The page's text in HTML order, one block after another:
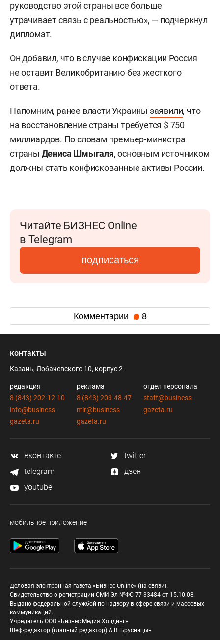
руководство этой страны все больше
утрачивает связь с реальностью», — подчеркнул
дипломат.
Он добавил, что в случае конфискации Россия
не оставит Великобританию без жесткого
ответа.
Напомним, ранее власти Украины заявили, что
на восстановление страны требуется $ 750
миллиардов. По словам премьер-министра
страны Дениса Шмыгаля, основным источником
должны стать конфискованные активы России.
Читайте БИЗНЕС Online
в Telegram
подписаться
Комментарии 8
контакты
Казань, Лобачевского 10, корпус 2
редакция
8 (843) 202-12-10
info@business-
gazeta.ru
реклама
8 (843) 203-48-47
mir@business-
gazeta.ru
отдел персонала
staff@business-
gazeta.ru
вконтакте
twitter
telegram
дзен
youtube
мобильное приложение
Деловая электронная газета «Бизнес Online» (на связи).
Свидетельство о регистрации СМИ Эл №ФС 77-33484 от 15.10.08.
Выдано федеральной службой по надзору в сфере связи и массовых
коммуникаций.
Учредитель ООО «Бизнес Медия Холдинг»
Шеф-редактор (главный редактор) А.В. Брусницын